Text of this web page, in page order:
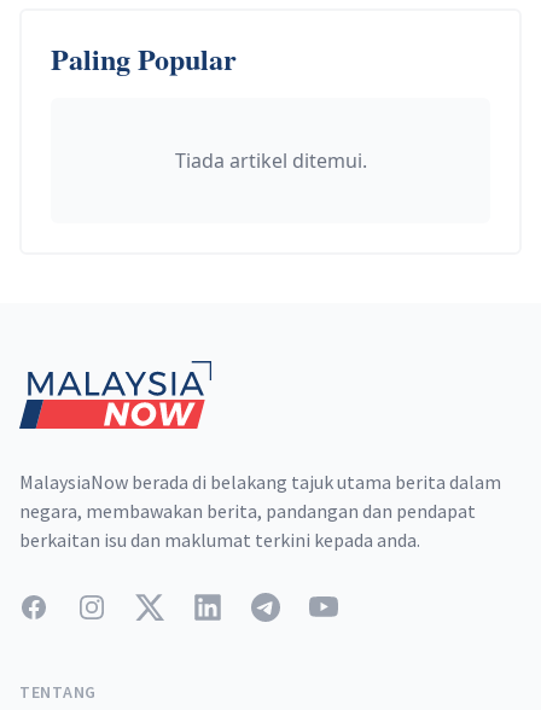
Paling Popular
Tiada artikel ditemui.
MalaysiaNow berada di belakang tajuk utama berita dalam
negara, membawakan berita, pandangan dan pendapat
berkaitan isu dan maklumat terkini kepada anda.
FacebookInstagramTwitterLinkedInTelegramYouTube
TENTANG